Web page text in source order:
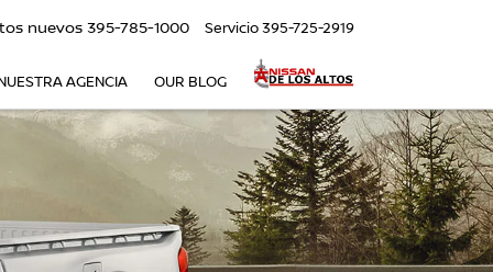
nuevos 395-785-1000 Servicio395-725-2919
AGENCIA OUR BLOG